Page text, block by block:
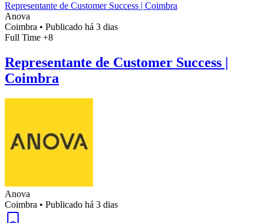
Representante de Customer Success | Coimbra
Anova
Coimbra • Publicado há 3 dias
Full Time +8
Representante de Customer Success |
Coimbra
Anova
Coimbra • Publicado há 3 dias